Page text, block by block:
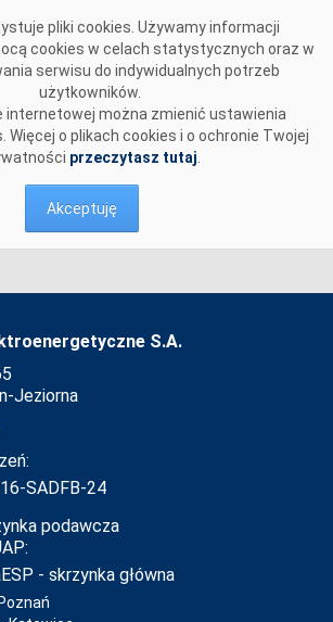
pliki cookies. Używamy informacji
cookies w celach statystycznych oraz w
serwisu do indywidualnych potrzeb
użytkowników.
internetowej można zmienić ustawienia
Więcej o plikach cookies i o ochronie Twojej
przeczytasz tutaj
Akceptuję
S.A.
Jeziorna
SADFB-24
podawcza
- skrzynka główna